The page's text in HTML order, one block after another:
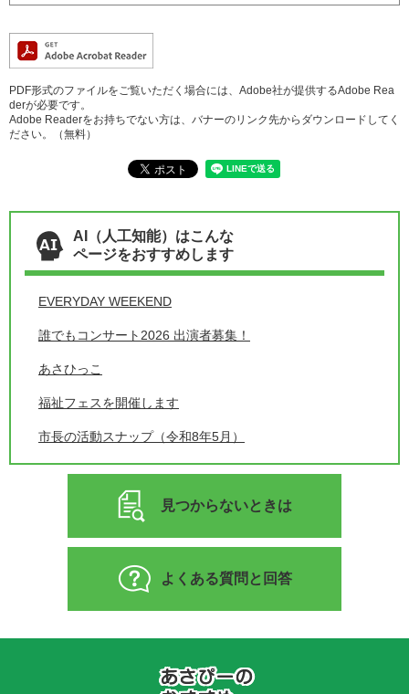
PDF形式のファイルをご覧いただく場合には、Adobe社が提供するAdobe Rea
derが必要です。
Adobe Readerをお持ちでない方は、バナーのリンク先からダウンロードしてく
ださい。（無料）
AI（人工知能）はこんな
ページをおすすめします
EVERYDAY WEEKEND
誰でもコンサート2026 出演者募集！
あさひっこ
福祉フェスを開催します
市長の活動スナップ（令和8年5月）
見つからないときは
よくある質問と回答